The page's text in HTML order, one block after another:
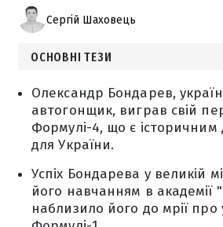
Сергій Шаховець
ОСНОВНІ ТЕЗИ
Олександр Бондарев,
автогонщик, виграв свій
Формулі-4, що є історичним
для України.
Успіх Бондарева у великій
його навчанням в академії
наблизило його до мрії про